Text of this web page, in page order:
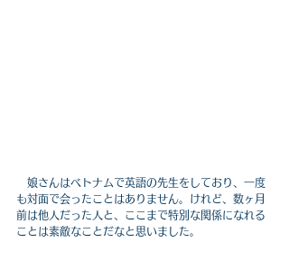
娘さんはベトナムで英語の先生をしており、一度
も対面で会ったことはありません。けれど、数ヶ月
前は他人だった人と、ここまで特別な関係になれる
ことは素敵なことだなと思いました。